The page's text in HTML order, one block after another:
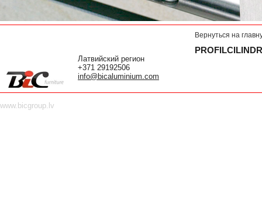
Латвийский регион
+371 29192506
info@bicaluminium.com
Вернуться на
www.bicgroup.lv